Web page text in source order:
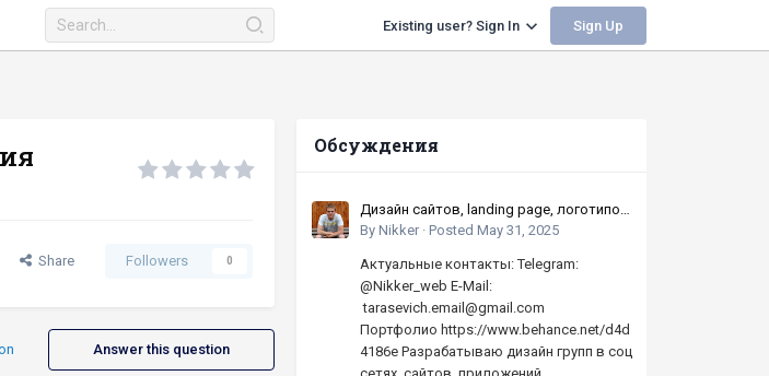
Existing user? Sign In Sign Up
Share Followers 0
Answer this question
Обсуждения
Дизайн сайтов, landing page, логотипов,
баннеров, шапок | Высокое качество,
By Nikker · Posted May 31, 2025
Актуальные контакты: Telegram:
@Nikker_web E-Mail:
tarasevich.email@gmail.com
Портфолио https://www.behance.net/d4d
4186e Разрабатываю дизайн групп в соц